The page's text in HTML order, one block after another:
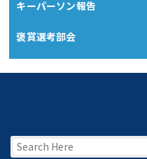
キーパーソン報告
褒賞選考部会